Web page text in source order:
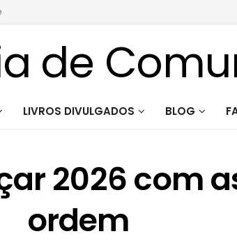
LIVROS DIVULGADOS BLOG
2026 com
ordem